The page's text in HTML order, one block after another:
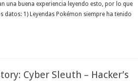
una buena experiencia leyendo esto, por lo que
datos: 1) Leyendas Pokémon siempre ha tenido
Cyber Sleuth – Hacker’s